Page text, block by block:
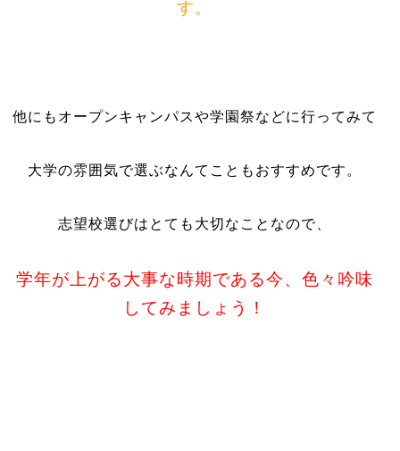
す。
他にもオープンキャンパスや学園祭などに行ってみて
大学の雰囲気で選ぶなんてこともおすすめです。
志望校選びはとても大切なことなので、
学年が上がる大事な時期である今、色々吟味
してみましょう！